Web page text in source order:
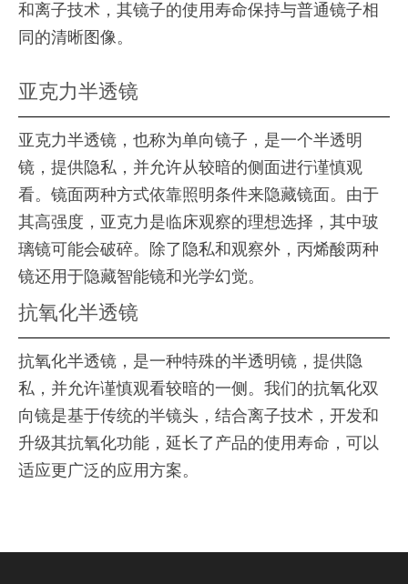
和离子技术，其镜子的使用寿命保持与普通镜子相
同的清晰图像。
亚克力半透镜
亚克力半透镜，也称为单向镜子，是一个半透明
镜，提供隐私，并允许从较暗的侧面进行谨慎观
看。镜面两种方式依靠照明条件来隐藏镜面。由于
其高强度，亚克力是临床观察的理想选择，其中玻
璃镜可能会破碎。除了隐私和观察外，丙烯酸两种
镜还用于隐藏智能镜和光学幻觉。
抗氧化半透镜
抗氧化半透镜，是一种特殊的半透明镜，提供隐
私，并允许谨慎观看较暗的一侧。我们的抗氧化双
向镜是基于传统的半镜头，结合离子技术，开发和
升级其抗氧化功能，延长了产品的使用寿命，可以
适应更广泛的应用方案。